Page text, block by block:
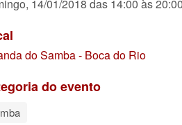
14/01/2018 das 14:00 às 20:00
do Samba - Boca do Rio
do evento